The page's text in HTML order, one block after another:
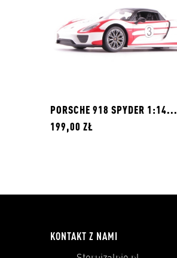
PORSCHE 918 SPYDER 1:14...
199,00 ZŁ
KONTAKT Z NAMI